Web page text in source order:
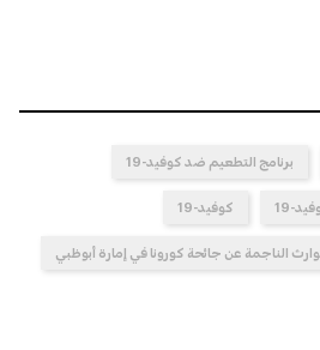
برنامج التطعيم ضد كوفيد-19
19 كوفيد-19
الناجمة عن جائحة كورونا في إمارة أبوظبي